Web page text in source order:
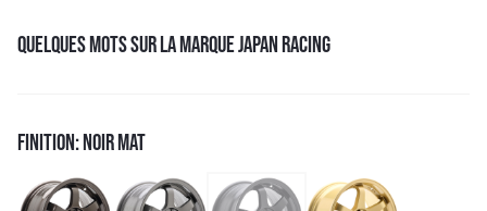
QUELQUES MOTS SUR LA MARQUE JAPAN RACING
FINITION: NOIR MAT